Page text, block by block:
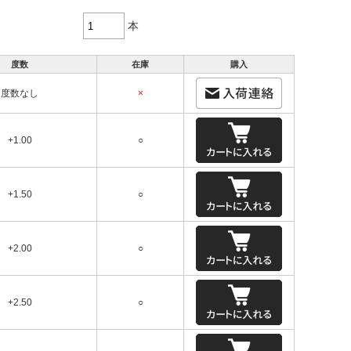
本
度数 在庫 購入
度数なし ×
+1.00 ○
+1.50 ○
+2.00 ○
+2.50 ○